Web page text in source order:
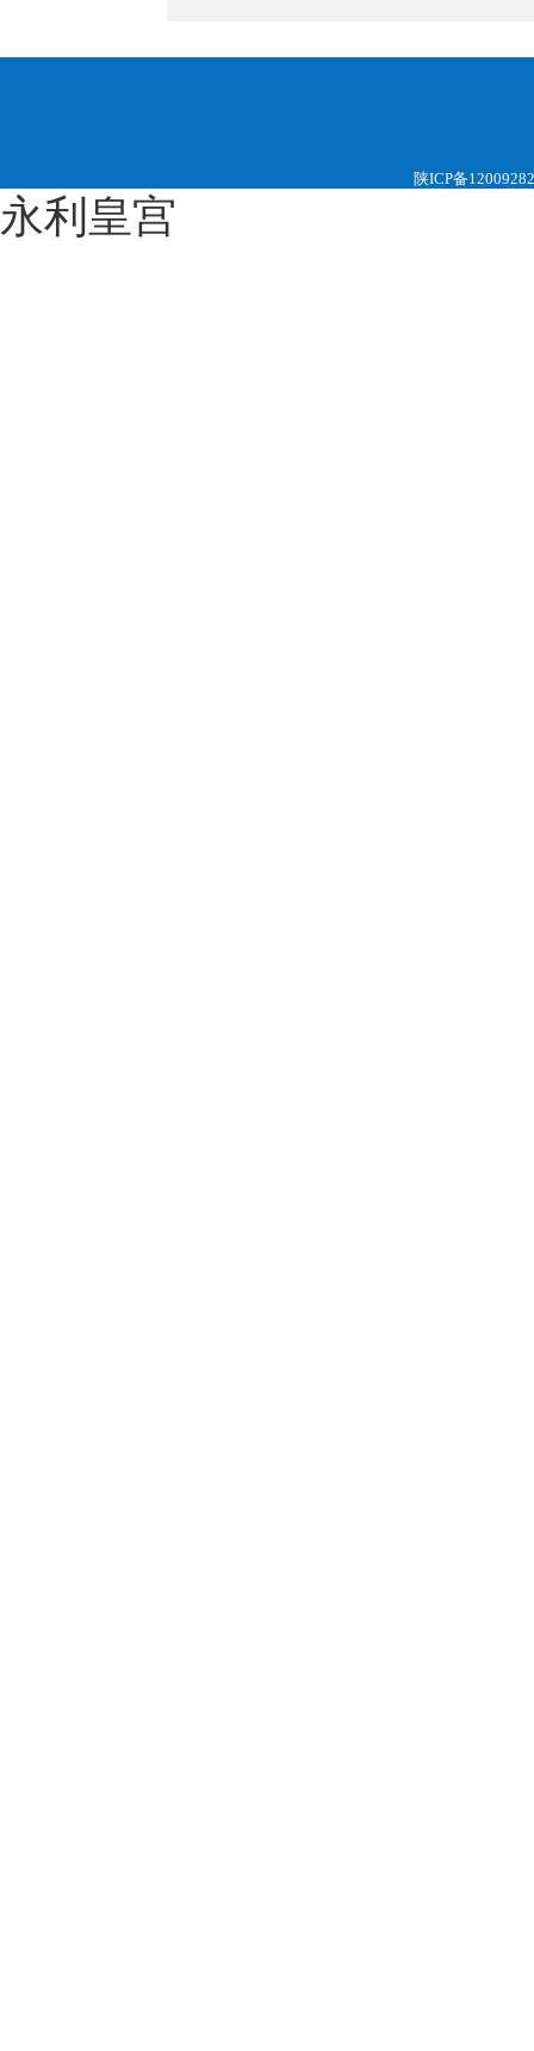
陕ICP备
永利皇宫